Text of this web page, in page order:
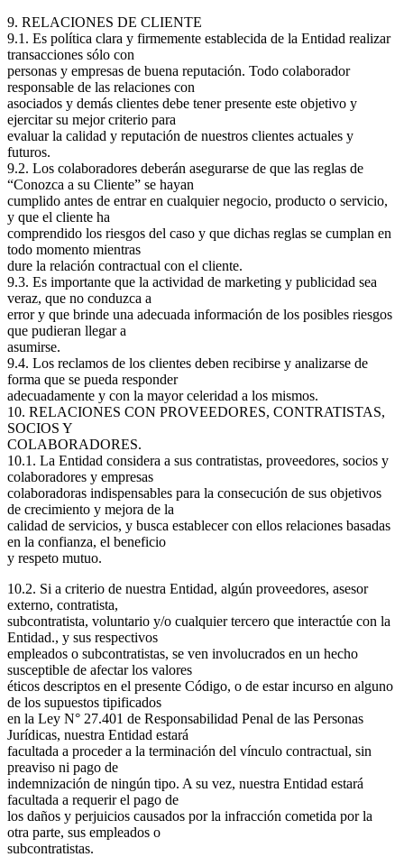
9. RELACIONES DE CLIENTE
9.1. Es política clara y firmemente establecida de la Entidad realizar
transacciones sólo con
personas y empresas de buena reputación. Todo colaborador
responsable de las relaciones con
asociados y demás clientes debe tener presente este objetivo y
ejercitar su mejor criterio para
evaluar la calidad y reputación de nuestros clientes actuales y
futuros.
9.2. Los colaboradores deberán asegurarse de que las reglas de
“Conozca a su Cliente” se hayan
cumplido antes de entrar en cualquier negocio, producto o servicio,
y que el cliente ha
comprendido los riesgos del caso y que dichas reglas se cumplan en
todo momento mientras
dure la relación contractual con el cliente.
9.3. Es importante que la actividad de marketing y publicidad sea
veraz, que no conduzca a
error y que brinde una adecuada información de los posibles riesgos
que pudieran llegar a
asumirse.
9.4. Los reclamos de los clientes deben recibirse y analizarse de
forma que se pueda responder
adecuadamente y con la mayor celeridad a los mismos.
10. RELACIONES CON PROVEEDORES, CONTRATISTAS,
SOCIOS Y
COLABORADORES.
10.1. La Entidad considera a sus contratistas, proveedores, socios y
colaboradores y empresas
colaboradoras indispensables para la consecución de sus objetivos
de crecimiento y mejora de la
calidad de servicios, y busca establecer con ellos relaciones basadas
en la confianza, el beneficio
y respeto mutuo.
10.2. Si a criterio de nuestra Entidad, algún proveedores, asesor
externo, contratista,
subcontratista, voluntario y/o cualquier tercero que interactúe con la
Entidad., y sus respectivos
empleados o subcontratistas, se ven involucrados en un hecho
susceptible de afectar los valores
éticos descriptos en el presente Código, o de estar incurso en alguno
de los supuestos tipificados
en la Ley N° 27.401 de Responsabilidad Penal de las Personas
Jurídicas, nuestra Entidad estará
facultada a proceder a la terminación del vínculo contractual, sin
preaviso ni pago de
indemnización de ningún tipo. A su vez, nuestra Entidad estará
facultada a requerir el pago de
los daños y perjuicios causados por la infracción cometida por la
otra parte, sus empleados o
subcontratistas.